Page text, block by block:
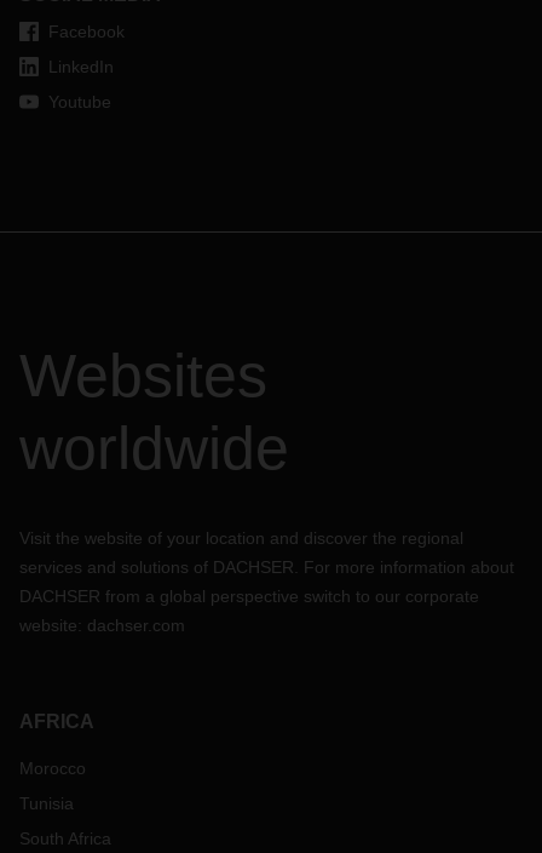
Facebook
LinkedIn
Youtube
Websites
worldwide
Visit the website of your location and discover the regional
services and solutions of DACHSER. For more information about
DACHSER from a global perspective switch to our corporate
website: dachser.com
AFRICA
Morocco
Tunisia
South Africa